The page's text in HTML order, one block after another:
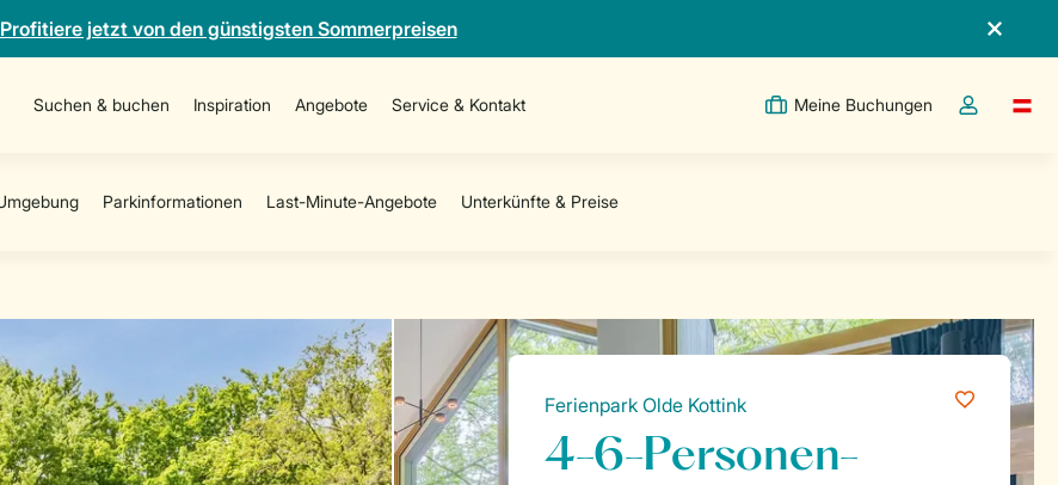
Profitiere jetzt von den günstigsten Sommerpreisen
Suchen & buchen Inspiration Angebote Service & Kontakt Meine Buchungen
Dropdown-
Ferienpark Olde Kottink
4-6-Personen-